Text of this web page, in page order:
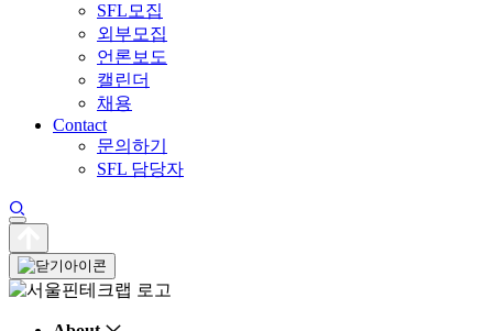
SFL모집
외부모집
언론보도
캘린더
채용
Contact
문의하기
SFL 담당자